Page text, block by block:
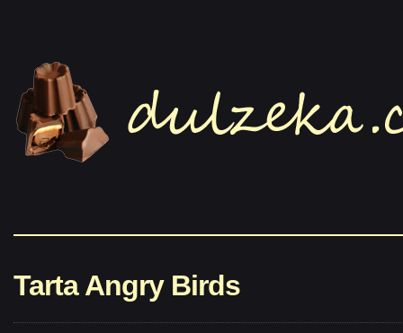
Tarta Angry Birds